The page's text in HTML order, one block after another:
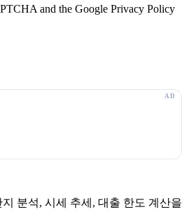
and the Google Privacy Policy
분석, 시세 추세, 대출 한도 계산을